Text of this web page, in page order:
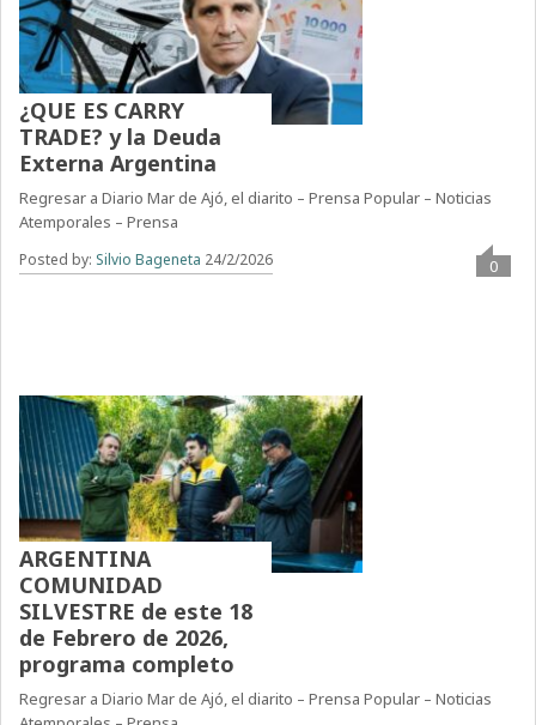
¿QUE ES CARRY
TRADE? y la Deuda
Externa Argentina
Regresar a Diario Mar de Ajó, el diarito – Prensa Popular – Noticias
Atemporales – Prensa
Posted by: Silvio Bageneta 24/2/2026 0
ARGENTINA
COMUNIDAD
SILVESTRE de este 18
de Febrero de 2026,
programa completo
Regresar a Diario Mar de Ajó, el diarito – Prensa Popular – Noticias